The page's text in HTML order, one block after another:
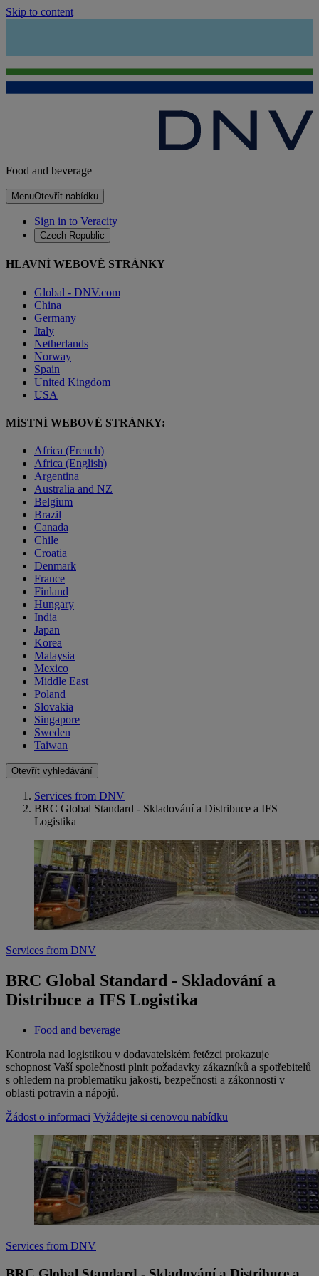
Skip to content
Food and beverage
MenuOtevřít nabídku
Sign in to Veracity
Czech Republic
HLAVNÍ WEBOVÉ STRÁNKY
Global - DNV.com
China
Germany
Italy
Netherlands
Norway
Spain
United Kingdom
USA
MÍSTNÍ WEBOVÉ STRÁNKY:
Africa (French)
Africa (English)
Argentina
Australia and NZ
Belgium
Brazil
Canada
Chile
Croatia
Denmark
France
Finland
Hungary
India
Japan
Korea
Malaysia
Mexico
Middle East
Poland
Slovakia
Singapore
Sweden
Taiwan
Otevřít vyhledávání
Services from DNV
BRC Global Standard - Skladování a Distribuce a IFS
Logistika
Services from DNV
BRC Global Standard - Skladování a
Distribuce a IFS Logistika
Food and beverage
Kontrola nad logistikou v dodavatelském řetězci prokazuje
schopnost Vaší společnosti plnit požadavky zákazníků a spotřebitelů
s ohledem na problematiku jakosti, bezpečnosti a zákonnosti v
oblasti potravin a nápojů.
Žádost o informaci Vyžádejte si cenovou nabídku
Services from DNV